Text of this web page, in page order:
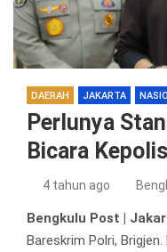
DAERAH JAKARTA
Perlunya
Bicara
4 tahun ago
Bengkulu Post |
Bareskrim Polri, Brigjen.